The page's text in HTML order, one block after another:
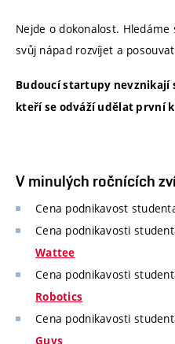
Nejde o dokonalost.
svůj nápad rozvíjet a
Budoucí startupy nevznikají
kteří se odváží udělat první
V minulých ročnících
Cena podnikavost
Cena podnikavosti
Wattee
Cena podnikavosti
Robotics
Cena podnikavosti
Guys